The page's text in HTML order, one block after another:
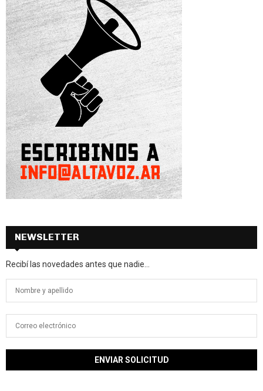
NEWSLETTER
Recibí las novedades antes que nadie...